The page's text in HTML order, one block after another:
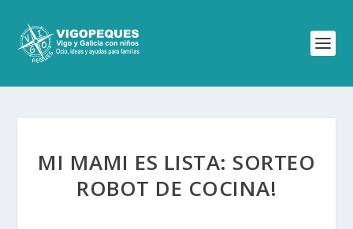
MI MAMI ES LISTA: SORTEO
ROBOT DE COCINA!